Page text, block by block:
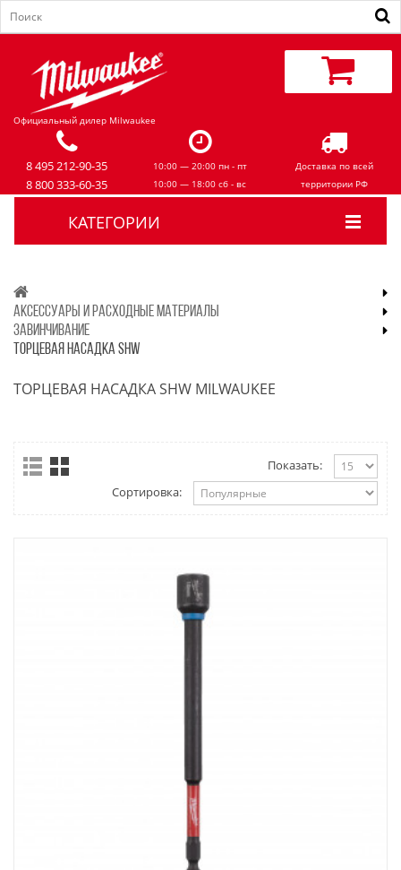
Официальный дилер Milwaukee
8 495 212-90-35
8 800 333-60-35
10:00 — 20:00 пн - пт
10:00 — 18:00 сб - вс
Доставка по всей
территории РФ
КАТЕГОРИИ
АКСЕССУАРЫ И РАСХОДНЫЕ МАТЕРИАЛЫ
ЗАВИНЧИВАНИЕ
ТОРЦЕВАЯ НАСАДКА SHW
ТОРЦЕВАЯ НАСАДКА SHW MILWAUKEE
Показать:
Сортировка: